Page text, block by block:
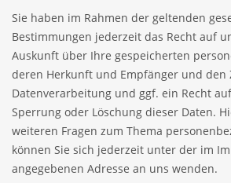
Sie haben im Rahmen der geltenden
Bestimmungen jederzeit das Recht auf
Auskunft über Ihre gespeicherten
deren Herkunft und Empfänger und den
Datenverarbeitung und ggf. ein Recht
Sperrung oder Löschung dieser Daten.
weiteren Fragen zum Thema
können Sie sich jederzeit unter der im
angegebenen Adresse an uns wenden.